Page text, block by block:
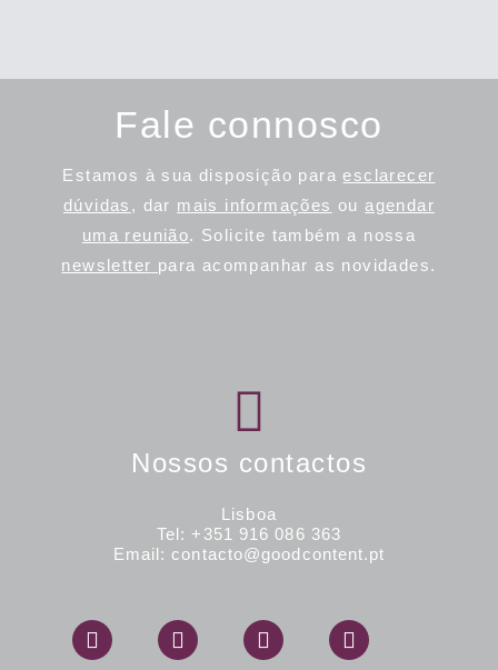
Fale connosco
Estamos à sua disposição para esclarecer
dúvidas , dar mais informações ou agendar
uma reunião. Solicite também a nossa
newsletter para acompanhar as novidades.
Nossos contactos
Lisboa
Tel: +351 916 086 363
Email: contacto@goodcontent.pt